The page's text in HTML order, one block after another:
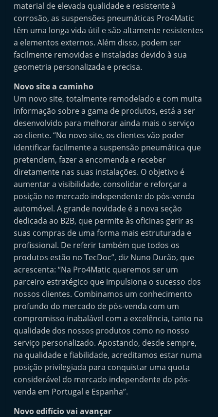
material de elevada qualidade e resistente à
corrosão, as suspensões pneumáticas Pro4Matic
têm uma longa vida útil e são altamente resistentes
a elementos externos. Além disso, podem ser
facilmente removidas e instaladas devido à sua
geometria personalizada e precisa.
Novo site a caminho
Um novo site, totalmente remodelado e com muita
informação sobre a gama de produtos, está a ser
desenvolvido para melhorar ainda mais o serviço
ao cliente. “No novo site, os clientes vão poder
identificar facilmente a suspensão pneumática que
pretendem, fazer a encomenda e receber
diretamente nas suas instalações. O objetivo é
aumentar a visibilidade, consolidar e reforçar a
posição no mercado independente do pós-venda
automóvel. A grande novidade é a nova seção
dedicada ao B2B, que permite às oficinas gerir as
suas compras de uma forma mais estruturada e
profissional. De referir também que todos os
produtos estão no TecDoc”, diz Nuno Durão, que
acrescenta: “Na Pro4Matic queremos ser um
parceiro estratégico que impulsiona o sucesso dos
nossos clientes. Combinamos um conhecimento
profundo do mercado de pós-venda com um
compromisso inabalável com a excelência, tanto na
qualidade dos nossos produtos como no nosso
serviço personalizado. Apostando, desde sempre,
na qualidade e fiabilidade, acreditamos estar numa
posição privilegiada para conquistar uma quota
considerável do mercado independente do pós-
venda em Portugal e Espanha”.
Novo edifício vai avançar